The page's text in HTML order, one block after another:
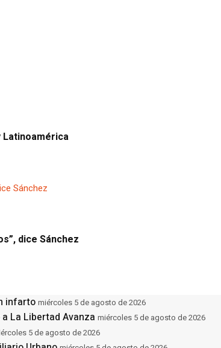
Latinoamérica
dice Sánchez
infarto miércoles 5 de agosto de 2026
La Libertad Avanza miércoles 5 de agosto de 2026
5 de agosto de 2026